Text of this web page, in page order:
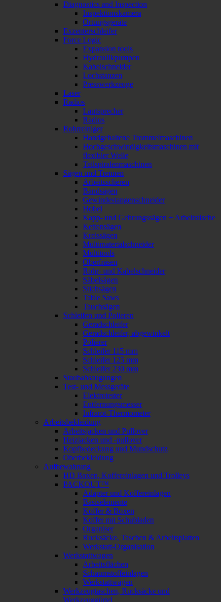
Diagnostics and Inspection
Inspektionskamera
Ortungsgeräte
Exzenterschleifer
Force Logic
Expansion tools
Hydraulikpumpen
Kabelschneider
Lochstanzen
Presswerkzeuge
Laser
Radios
Lautsprecher
Radios
Rohrreiniger
Handgehaltene Trommelmaschinen
Hochgeschwindigkeitsmaschinen mit
flexibler Welle
Teilspiralenmaschinen
Sägen und Trennen
Arbeitsscheren
Bandsägen
Gewindestangenschneider
Hobel
Kapp- und Gehrungssägen + Arbeitstische
Kettensägen
Kreissägen
Multimaterialschneider
Multitools
Oberfräsen
Rohr- und Kabelschneider
Säbelsägen
Stichsägen
Table Saws
Tauchsägen
Schleifen und Polieren
Geradschleifer
Geradschleifer, abgewinkelt
Polierer
Schleifer 115 mm
Schleifer 125 mm
Schleifer 230 mm
Staubabsaugungen
Test- und Messgeräte
Elektrotester
Entfernungsmesser
Infrarot-Thermometer
Arbeitsbekleidung
Arbeitsjacken und Pullover
Heizjacken und -pullover
Kopfbedeckung und Mundschutz
Oberbekleidung
Aufbewahrung
HD Boxen, Koffereinlagen und Trolleys
PACKOUT™
Adapter und Koffereinlagen
Basiselemente
Koffer & Boxen
Koffer mit Schubladen
Organiser
Rucksäcke, Taschen & Arbeitsplatten
Werkstatt-Organisation
Werkstattwagen
Arbeitsflächen
Schaumstoffeinlagen
Werkstattwagen
Werkzeugtaschen, Rucksäcke und
Werkzeuggürtel